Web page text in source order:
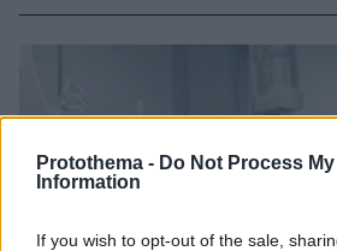
Protothema - Do Not Process
Information
If you wish to opt-out of the sale,